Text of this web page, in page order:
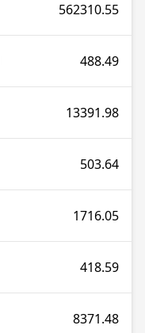
562310.55
488.49
13391.98
503.64
1716.05
418.59
8371.48